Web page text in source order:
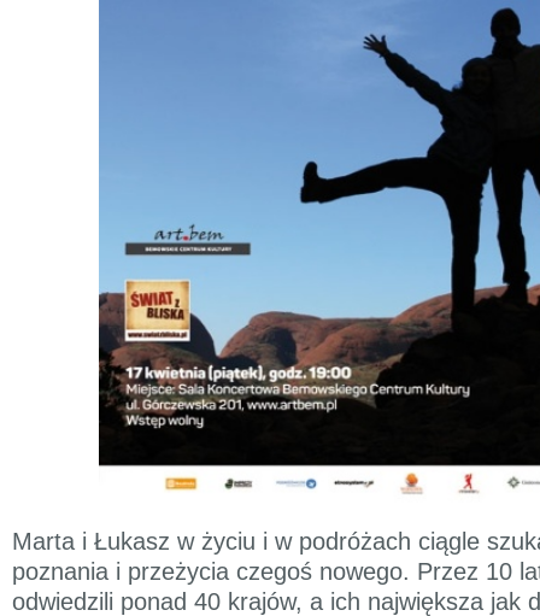
Marta i Łukasz w życiu i w podróżach ciągle
poznania i przeżycia czegoś nowego. Przez 10
odwiedzili ponad 40 krajów, a ich największa jak